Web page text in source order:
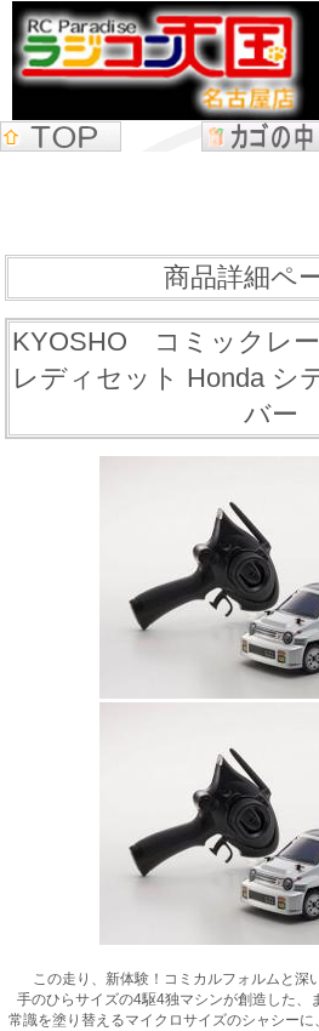
商品詳細ペ
KYOSHO コミックレー
レディセット Honda シ
バー
この走り、新体験！コミカルフォルムと深
手のひらサイズの4駆4独マシンが創造した、
常識を塗り替えるマイクロサイズのシャシー